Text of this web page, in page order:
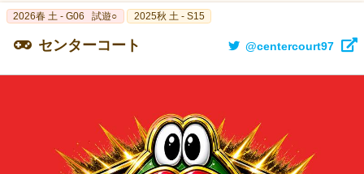
2026春 土 - G06 試遊○ 2025秋 土 - S15
センターコート @centercourt97